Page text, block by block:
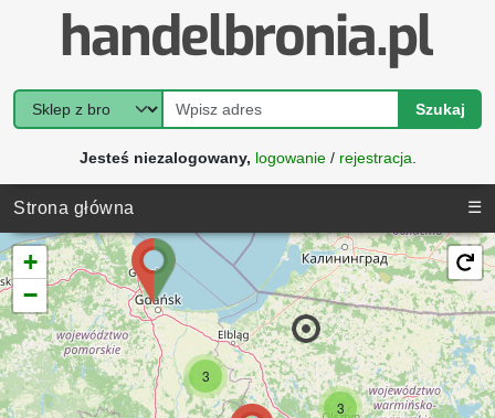
Szukaj
Jesteś niezalogowany, logowanie/ rejestracja
Strona główna ☰
3
3
+
−